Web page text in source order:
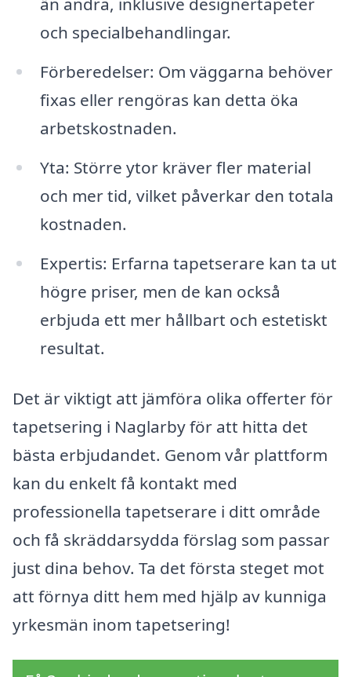
och specialbehandlingar.
Förberedelser: Om väggarna behöver
fixas eller rengöras kan detta öka
arbetskostnaden.
Yta: Större ytor kräver fler material
och mer tid, vilket påverkar den totala
kostnaden.
Expertis: Erfarna tapetserare kan ta ut
högre priser, men de kan också
erbjuda ett mer hållbart och estetiskt
resultat.
Det är viktigt att jämföra olika offerter för
tapetsering i Naglarby för att hitta det
bästa erbjudandet. Genom vår plattform
kan du enkelt få kontakt med
professionella tapetserare i ditt område
och få skräddarsydda förslag som passar
just dina behov. Ta det första steget mot
att förnya ditt hem med hjälp av kunniga
yrkesmän inom tapetsering!